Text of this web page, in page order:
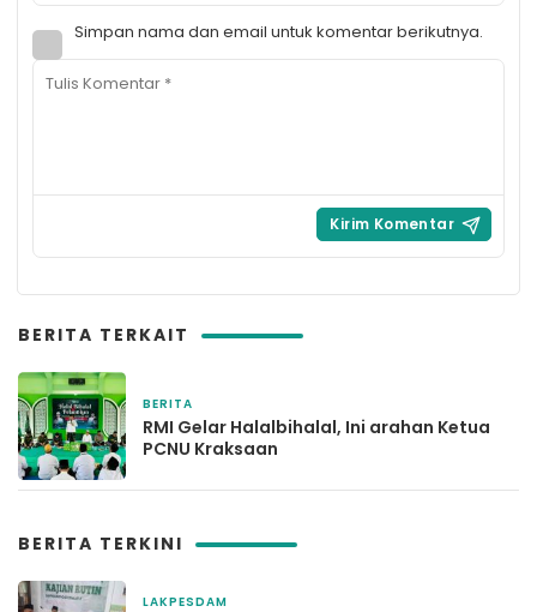
Simpan nama dan email untuk komentar berikutnya.
BERITA TERKAIT
BERITA
RMI Gelar Halalbihalal, Ini arahan Ketua
PCNU Kraksaan
BERITA TERKINI
LAKPESDAM